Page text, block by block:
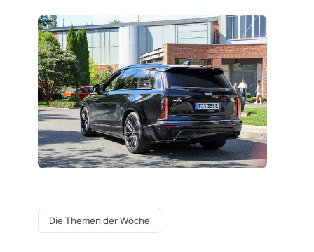
Die Themen der Woche